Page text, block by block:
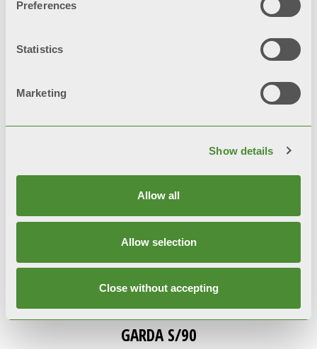
Preferences
Statistics
Marketing
Show details
Allow all
Allow selection
Close without accepting
GARDA S/90